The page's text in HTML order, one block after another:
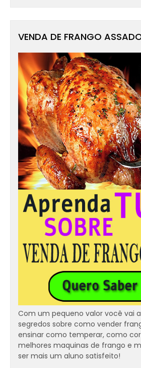
VENDA DE FRANGO
Com um pequeno valor você vai
segredos sobre como vender
ensinar como temperar, como
melhores maquinas de frango e
ser mais um aluno satisfeito!